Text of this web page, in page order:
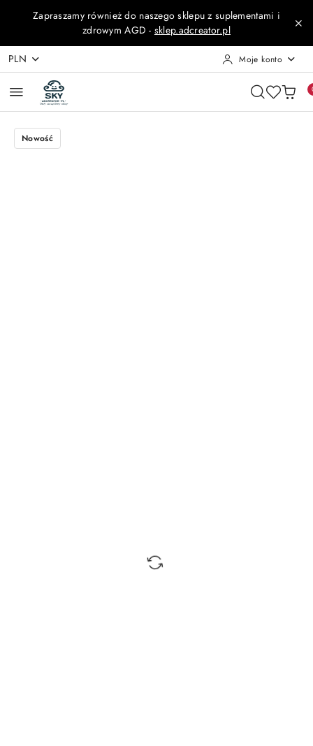
Przejdź do treści głównej
Przejdź do wyszukiwarki
Przejdź do moje konto
Przejdź do menu głównego
Przejdź do opisu produktu
Przejdź do stopki
Zapraszamy również do naszego sklepu z suplementami i
zdrowym AGD - sklep.adcreator.pl
PLN Moje konto
Nowość